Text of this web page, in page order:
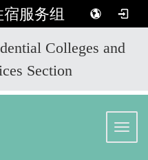
服务组
Colleges and
Section